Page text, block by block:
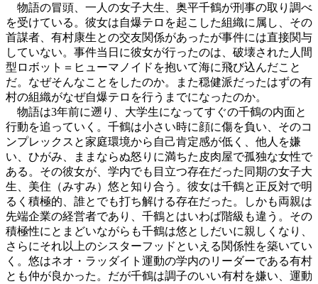
物語の冒頭、一人の女子大生、奥平千鶴が刑事の取り調べ
を受けている。彼女は自爆テロを起こした組織に属し、その
首謀者、有村康生との交友関係があったが事件には直接関与
していない。事件当日に彼女が行ったのは、破壊された人間
型ロボット＝ヒューマノイドを抱いて海に飛び込んだこと
だ。なぜそんなことをしたのか。また穏健派だったはずの有
村の組織がなぜ自爆テロを行うまでになったのか。
物語は3年前に遡り、大学生になってすぐの千鶴の内面と
行動を追っていく。千鶴は小さい時に顔に傷を負い、そのコ
ンプレックスと家庭環境から自己肯定感が低く、他人を嫌
い、ひがみ、ままならぬ怒りに満ちた皮肉屋で孤独な女性で
ある。その彼女が、学内でも目立つ存在だった同期の女子大
生、美住（みすみ）悠と知り合う。彼女は千鶴と正反対で明
るく積極的、誰とでも打ち解ける存在だった。しかも両親は
先端企業の経営者であり、千鶴とはいわば階級も違う。その
積極性にとまどいながらも千鶴は悠としだいに親しくなり、
さらにそれ以上のシスターフッドといえる関係性を築いてい
く。悠はネオ・ラッダイト運動の学内のリーダーである有村
とも仲が良かった。だが千鶴は調子のいい有村を嫌い、運動